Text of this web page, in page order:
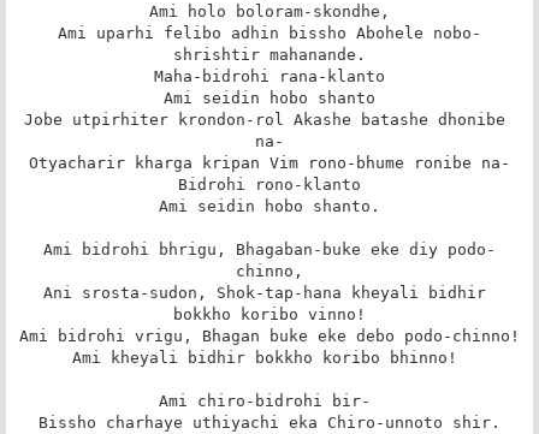
Ami holo boloram-skondhe,
Ami uparhi felibo adhin bissho Abohele nobo-
shrishtir mahanande.
Maha-bidrohi rana-klanto
Ami seidin hobo shanto
Jobe utpirhiter krondon-rol Akashe batashe dhonibe
na-
Otyacharir kharga kripan Vim rono-bhume ronibe na-
Bidrohi rono-klanto
Ami seidin hobo shanto.
Ami bidrohi bhrigu, Bhagaban-buke eke diy podo-
chinno,
Ani srosta-sudon, Shok-tap-hana kheyali bidhir
bokkho koribo vinno!
Ami bidrohi vrigu, Bhagan buke eke debo podo-chinno!
Ami kheyali bidhir bokkho koribo bhinno!
Ami chiro-bidrohi bir-
Bissho charhaye uthiyachi eka Chiro-unnoto shir.